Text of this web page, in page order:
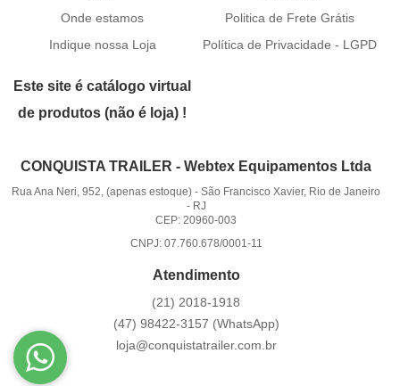
Onde estamos
Indique nossa Loja
Politica de Frete Grátis
Política de Privacidade - LGPD
Este site é catálogo virtual
de produtos (não é loja) !
CONQUISTA TRAILER - Webtex Equipamentos Ltda
Rua Ana Neri, 952, (apenas estoque) -São Francisco Xavier, Rio de Janeiro
- RJ
CEP: 20960-003
CNPJ: 07.760.678/0001-11
Atendimento
(21) 2018-1918
(47) 98422-3157 (WhatsApp)
loja@conquistatrailer.com.br